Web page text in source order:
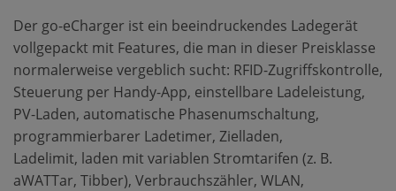
Der go-eCharger ist ein beeindruckendes Ladegerät
vollgepackt mit Features, die man in dieser Preisklasse
normalerweise vergeblich sucht: RFID-Zugriffskontrolle,
Steuerung per Handy-App, einstellbare Ladeleistung,
PV-Laden, automatische Phasenumschaltung,
programmierbarer Ladetimer, Zielladen,
Ladelimit, laden mit variablen Stromtarifen (z. B.
aWATTar, Tibber), Verbrauchszähler, WLAN,